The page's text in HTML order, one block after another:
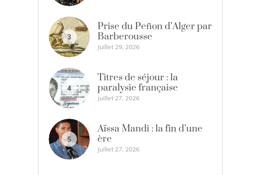
3
Prise du Peñon d’Alger par
Barberousse
Juillet 29, 2026
4
Titres de séjour : la
paralysie française
Juillet 27, 2026
5
Aïssa Mandi : la fin d’une
ère
Juillet 27, 2026